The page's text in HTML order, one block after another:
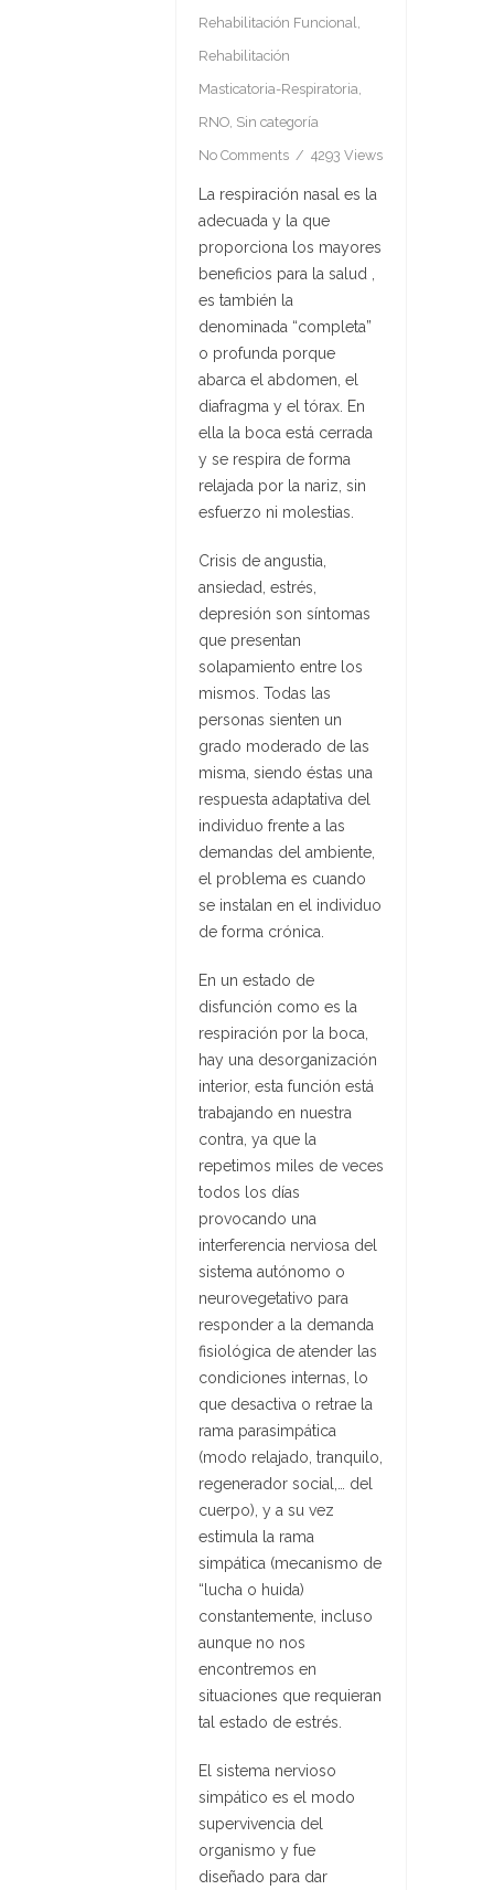
Rehabilitación Funcional,
Rehabilitación
Masticatoria-Respiratoria,
RNO, Sin categoría
No Comments
4293 Views
La respiración nasal es la
adecuada y la que
proporciona los mayores
beneficios para la salud ,
es también la
denominada “completa”
o profunda porque
abarca el abdomen, el
diafragma y el tórax. En
ella la boca está cerrada
y se respira de forma
relajada por la nariz, sin
esfuerzo ni molestias.
Crisis de angustia,
ansiedad, estrés,
depresión son síntomas
que presentan
solapamiento entre los
mismos. Todas las
personas sienten un
grado moderado de las
misma, siendo éstas una
respuesta adaptativa del
individuo frente a las
demandas del ambiente,
el problema es cuando
se instalan en el individuo
de forma crónica.
En un estado de
disfunción como es la
respiración por la boca,
hay una desorganización
interior, esta función está
trabajando en nuestra
contra, ya que la
repetimos miles de veces
todos los días
provocando una
interferencia nerviosa del
sistema autónomo o
neurovegetativo para
responder a la demanda
fisiológica de atender las
condiciones internas, lo
que desactiva o retrae la
rama parasimpática
(modo relajado, tranquilo,
regenerador social,… del
cuerpo), y a su vez
estimula la rama
simpática (mecanismo de
“lucha o huida)
constantemente, incluso
aunque no nos
encontremos en
situaciones que requieran
tal estado de estrés.
El sistema nervioso
simpático es el modo
supervivencia del
organismo y fue
diseñado para dar